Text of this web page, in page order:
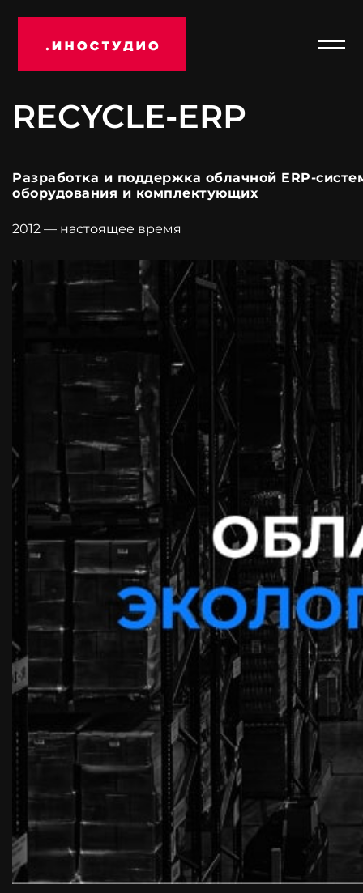
Иностудио
RECYCLE-ERP
Разработка и поддержка облачной ERP-
оборудования и комплектующих
2012 — настоящее время